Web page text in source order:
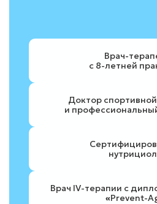
Врач-
с 8-летней
Доктор
и
Врач IV-терапии с
«Prevent-